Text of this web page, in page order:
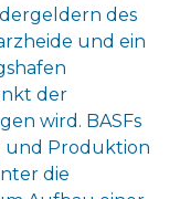
des
und ein
der
wird. BASFs
und Produktion
die